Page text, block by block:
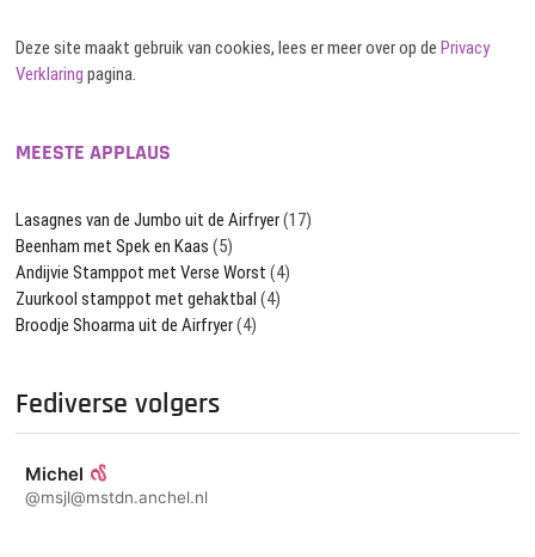
Deze site maakt gebruik van cookies, lees er meer over op dePrivacy
Verklaring pagina.
MEESTE APPLAUS
Lasagnes van de Jumbo uit de Airfryer(17)
Beenham met Spek en Kaas (5)
Andijvie Stamppot met Verse Worst (4)
Zuurkool stamppot met gehaktbal (4)
Broodje Shoarma uit de Airfryer(4)
Fediverse volgers
Michel
@msjl@mstdn.anchel.nl